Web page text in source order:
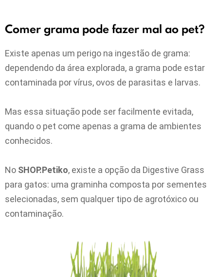
Comer grama pode fazer mal ao pet?
Existe apenas um perigo na ingestão de grama:
dependendo da área explorada, a grama pode estar
contaminada por vírus, ovos de parasitas e larvas.
Mas essa situação pode ser facilmente evitada,
quando o pet come apenas a grama de ambientes
conhecidos.
No SHOP.Petiko, existe a opção da Digestive Grass
para gatos: uma graminha composta por sementes
selecionadas, sem qualquer tipo de agrotóxico ou
contaminação.